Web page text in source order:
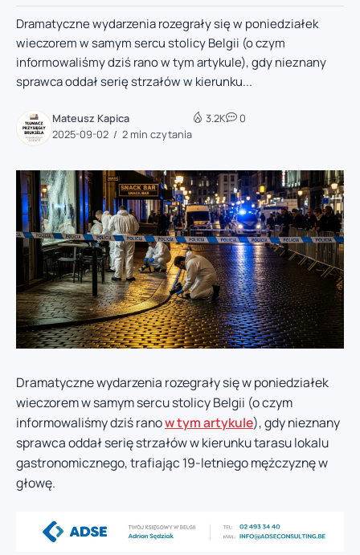
Dramatyczne wydarzenia rozegrały się w poniedziałek
wieczorem w samym sercu stolicy Belgii (o czym
informowaliśmy dziś rano w tym artykule), gdy nieznany
sprawca oddał serię strzałów w kierunku...
Mateusz Kapica
2025-09-02
2 min czytania
3.2K 0
Dramatyczne wydarzenia rozegrały się w poniedziałek
wieczorem w samym sercu stolicy Belgii (o czym
informowaliśmy dziś ranow tym artykule), gdy nieznany
sprawca oddał serię strzałów w kierunku tarasu lokalu
gastronomicznego, trafiając 19-letniego mężczyznę w
głowę.